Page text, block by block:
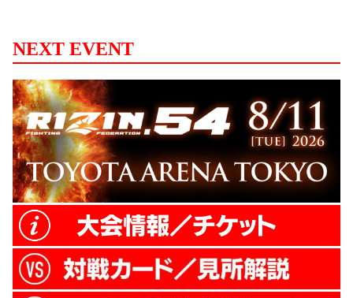
崩す。がぶりからテイクダウンを狙うが、
藤田はコーナーを背にこれを許さず。残り
1分はお互い一発を狙ってお見合いの形と
なり、決定打なく1R終了のゴング。 2R、
間合いを詰めていった藤田の右フックがバ
ルトの顔面にヒット。バルトは目尻から出
血。バルトは左フックを...
NEXT EVENT